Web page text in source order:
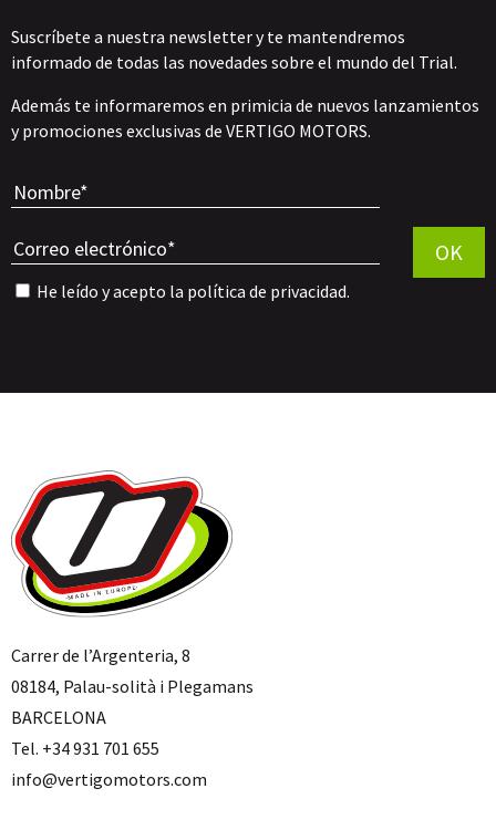
Suscríbete a nuestra newsletter y te mantendremos
informado de todas las novedades sobre el mundo del Trial.
Además te informaremos en primicia de nuevos lanzamientos
y promociones exclusivas de VERTIGO MOTORS.
He leído y acepto la política de privacidad.
OK
Carrer de l’Argenteria, 8
08184, Palau-solità i Plegamans
BARCELONA
Tel. +34 931 701 655
info@vertigomotors.com